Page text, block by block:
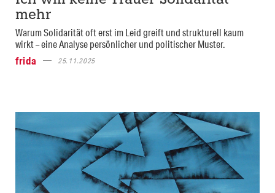
mehr
Warum Solidarität oft erst im Leid greift und strukturell kaum
wirkt – eine Analyse persönlicher und politischer Muster.
frida
25.11.2025